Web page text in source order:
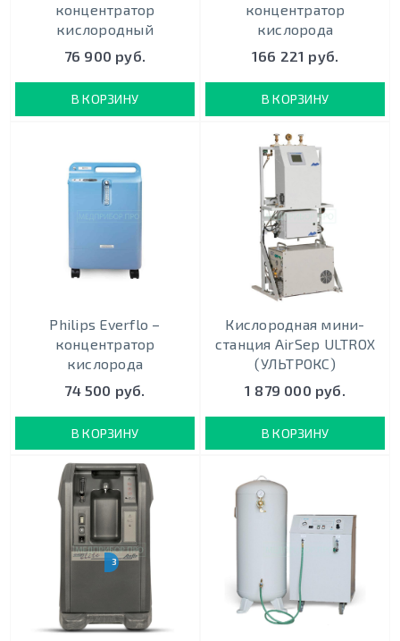
концентратор
кислородный
76 900 руб.
В КОРЗИНУ
концентратор
кислорода
166 221 руб.
В КОРЗИНУ
Philips Everflo –
концентратор
кислорода
74 500 руб.
В КОРЗИНУ
Кислородная мини-
станция AirSep ULTROX
(УЛЬТРОКС)
1 879 000 руб.
В КОРЗИНУ
3 МОДЕЛИ